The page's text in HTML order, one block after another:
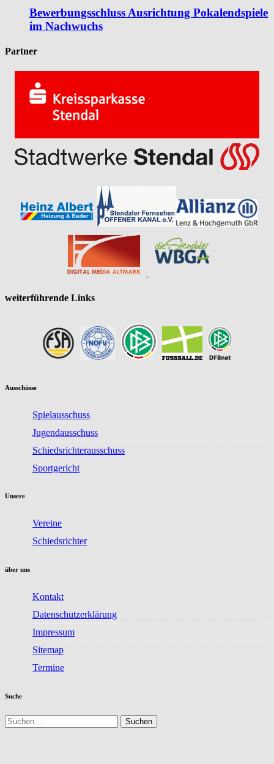
Bewerbungsschluss Ausrichtung Pokalendspiele
im Nachwuchs
Partner
weiterführende Links
Ausschüsse
Spielausschuss
Jugendausschuss
Schiedsrichterausschuss
Sportgericht
Unsere
Vereine
Schiedsrichter
über uns
Kontakt
Datenschutzerklärung
Impressum
Sitemap
Termine
Suche
Suchen
nach: